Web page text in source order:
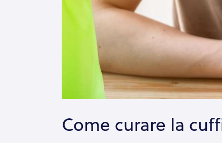
Come curare la